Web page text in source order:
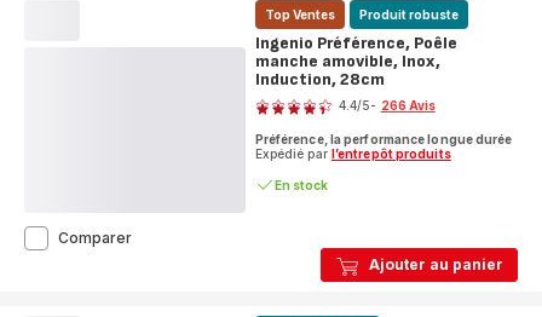
Ajouter au panier
Top Ventes Produit robuste
Ingenio Préférence, Poêle
manche amovible, Inox,
Induction, 28cm
Note
4.4/5- 266 Avis
Préférence, la performance longue durée
Expédié par l’entrepôt produits
En stock
ComparerIngenio